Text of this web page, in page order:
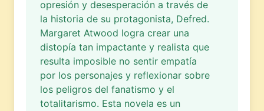
opresión y desesperación a través de
la historia de su protagonista, Defred.
Margaret Atwood logra crear una
distopía tan impactante y realista que
resulta imposible no sentir empatía
por los personajes y reflexionar sobre
los peligros del fanatismo y el
totalitarismo. Esta novela es un